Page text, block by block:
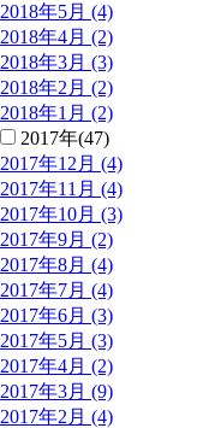
2018年5月 (4)
2018年4月 (2)
2018年3月 (3)
2018年2月 (2)
2018年1月 (2)
2017年(47)
2017年12月 (4)
2017年11月 (4)
2017年10月 (3)
2017年9月 (2)
2017年8月 (4)
2017年7月 (4)
2017年6月 (3)
2017年5月 (3)
2017年4月 (2)
2017年3月 (9)
2017年2月 (4)